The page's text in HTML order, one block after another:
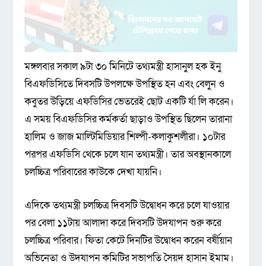
মঙ্গলবার সকাল ৯টা ৩০ মিনিটে তথ্যমন্ত্রী হাসানুল হক ইনু
বিএফডিসিতে দিবসটি উপলক্ষে উপস্থিত হন এবং বেলুন ও
কবুতর উড়িয়ে এফডিসির ভেতরেই ছোট একটি র্যা লি করেন।
এ সময় বিএফডিসির কর্মকর্তা ছাড়াও উপস্থিত ছিলেন তারানা
হালিম ও জাজ মাল্টিমিডিয়ার শিল্পী-কলাকুশলীরা। ১০টার
পরপর এফডিসি থেকে চলে যান তথ্যমন্ত্রী। তার অবস্থানকালে
চলচ্চিত্র পরিবারের কাউকে দেখা যায়নি।
এদিকে তথ্যমন্ত্রী চলচ্চিত্র দিবসটি উদ্বোধন করে চলে যাওয়ার
পর বেলা ১১টায় আলাদা করে দিবসটি উদযাপন শুরু করে
চলচ্চিত্র পরিবার। ফিতা কেটে দিনটির উদ্বোধন করেন বর্ষীয়ান
অভিনেতা ও উদযাপন কমিটির সভাপতি সৈয়দ হাসান ইমাম।